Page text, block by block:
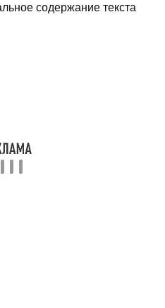
содержание текста